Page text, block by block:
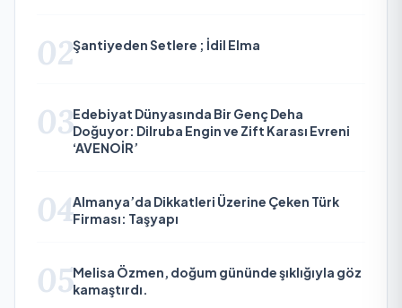
02Şantiyeden Setlere ; İdil Elma
03Edebiyat Dünyasında Bir Genç Deha
Doğuyor: Dilruba Engin ve Zift Karası Evreni
‘AVENOİR’
04Almanya’da Dikkatleri Üzerine Çeken Türk
Firması: Taşyapı
05Melisa Özmen, doğum gününde şıklığıyla göz
kamaştırdı.